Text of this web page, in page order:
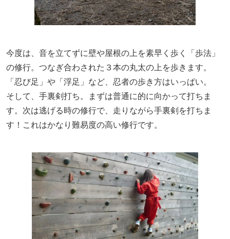
今度は、音を立てずに壁や屋根の上を素早く歩く「歩法」
の修行。つなぎ合わされた３本の丸太の上を歩きます。
「忍び足」や「浮足」など、忍者の歩き方はいっぱい。
そして、手裏剣打ち。まずは普通に的に向かって打ちま
す。次は逃げる時の修行で、走りながら手裏剣を打ちま
す！これはかなり難易度の高い修行です。